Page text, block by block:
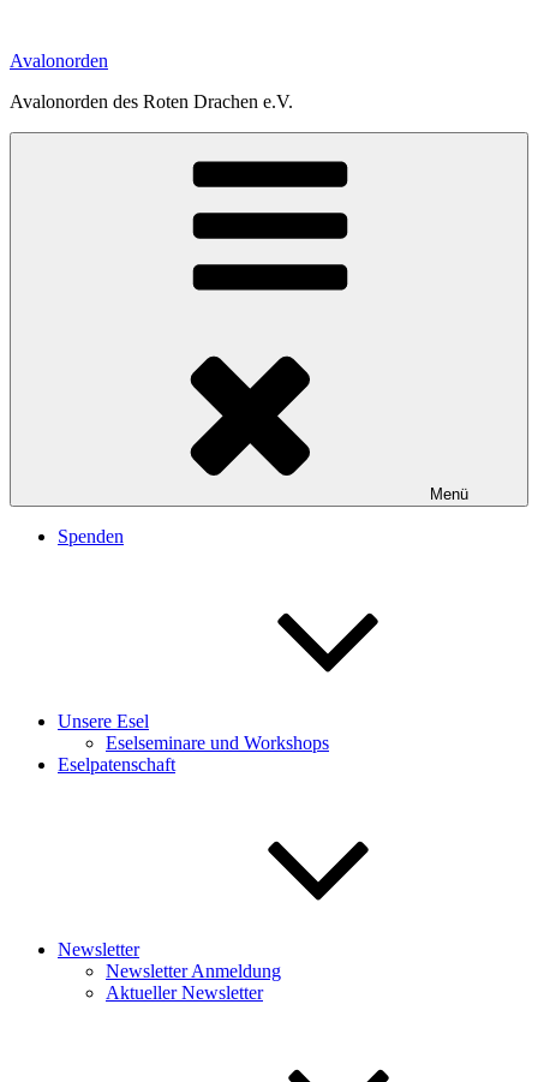
springen
Avalonorden
Avalonorden des Roten Drachen e.V.
Menü
Spenden
Unsere Esel
Eselseminare und Workshops
Eselpatenschaft
Newsletter
Newsletter Anmeldung
Aktueller Newsletter